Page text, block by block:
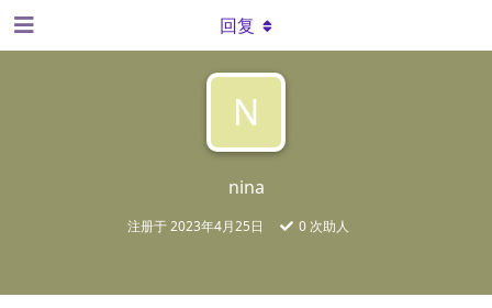
N
nina
注册于2023年4月25日 0次助人
回复